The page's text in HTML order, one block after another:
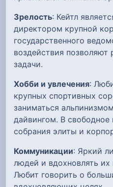
Зрелость: Кейтл
директором крупной
государственного
воздействия
задачи.
Хобби и увлечения:
крупных спортивных
заниматься
дайвингом. В
собрания элиты и
Коммуникации: Яркий
людей и вдохновлять
Любит говорить о